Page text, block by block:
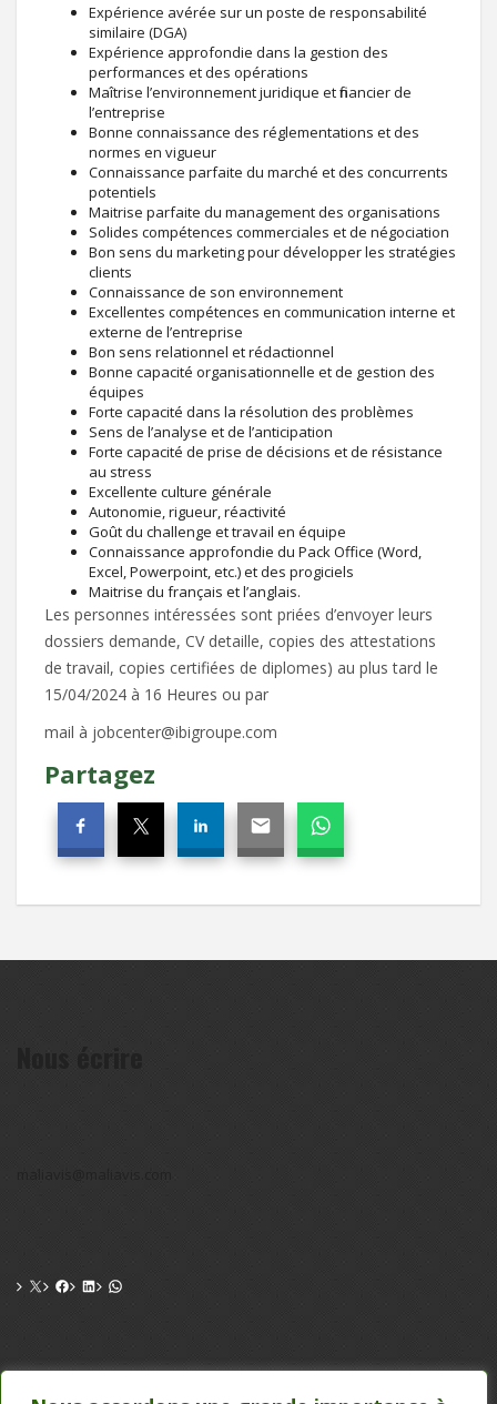
Expérience avérée sur un poste de responsabilité
similaire (DGA)
Expérience approfondie dans la gestion des
performances et des opérations
Maîtrise l’environnement juridique et financier de
l’entreprise
Bonne connaissance des réglementations et des
normes en vigueur
Connaissance parfaite du marché et des concurrents
potentiels
Maitrise parfaite du management des organisations
Solides compétences commerciales et de négociation
Bon sens du marketing pour développer les stratégies
clients
Connaissance de son environnement
Excellentes compétences en communication interne et
externe de l’entreprise
Bon sens relationnel et rédactionnel
Bonne capacité organisationnelle et de gestion des
équipes
Forte capacité dans la résolution des problèmes
Sens de l’analyse et de l’anticipation
Forte capacité de prise de décisions et de résistance
au stress
Excellente culture générale
Autonomie, rigueur, réactivité
Goût du challenge et travail en équipe
Connaissance approfondie du Pack Office (Word,
Excel, Powerpoint, etc.) et des progiciels
Maitrise du français et l’anglais.
Les personnes intéressées sont priées d’envoyer leurs
dossiers demande, CV detaille, copies des attestations
de travail, copies certifiées de diplomes) au plus tard le
15/04/2024 à 16 Heures ou par
mail à jobcenter@ibigroupe.com
Partagez